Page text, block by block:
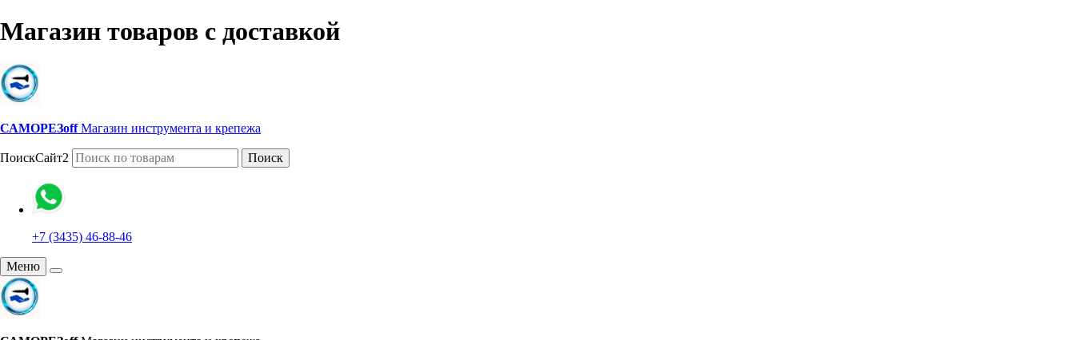
Магазин товаров с доставкой
САМОРЕЗoff Магазин инструмента и крепежа
ПоискСайт2 Поиск
+7 (3435) 46-88-46
Меню